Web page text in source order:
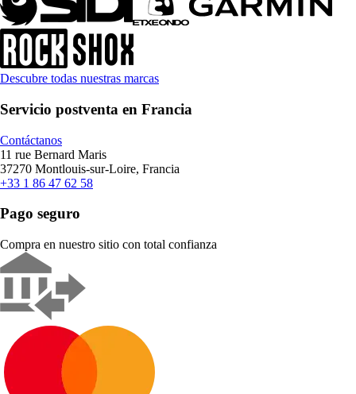
Descubre todas nuestras marcas
Servicio postventa en Francia
Contáctanos
11 rue Bernard Maris
37270 Montlouis-sur-Loire, Francia
+33 1 86 47 62 58
Pago seguro
Compra en nuestro sitio con total confianza